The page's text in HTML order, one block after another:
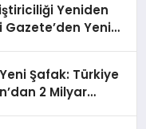
Yeniden
Gazete’den Yeni
Şafak: Türkiye
2 Milyar